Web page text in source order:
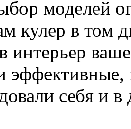
моделей
кулер в том
интерьер
себя и